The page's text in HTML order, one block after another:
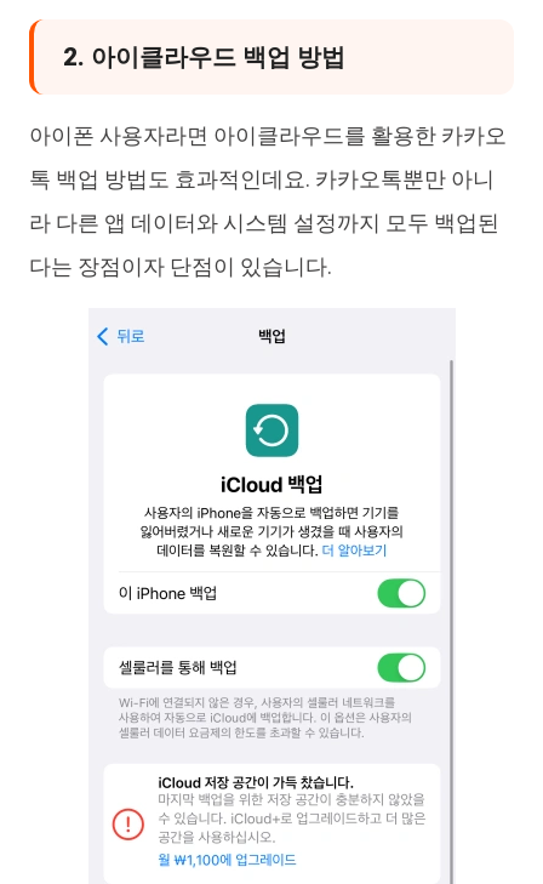
2. 아이클라우드 백업 방법
아이폰 사용자라면 아이클라우드를 활용한 카카오
톡 백업 방법도 효과적인데요. 카카오톡뿐만 아니
라 다른 앱 데이터와 시스템 설정까지 모두 백업된
다는 장점이자 단점이 있습니다.